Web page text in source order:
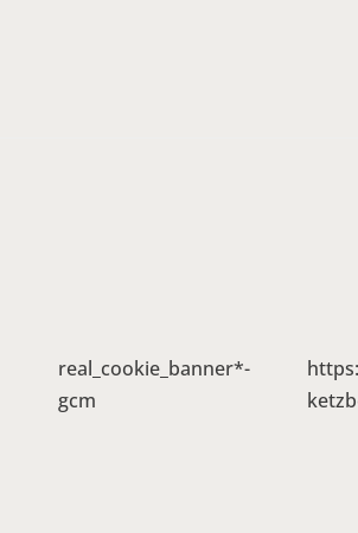
real_cookie_banner*-
gcm